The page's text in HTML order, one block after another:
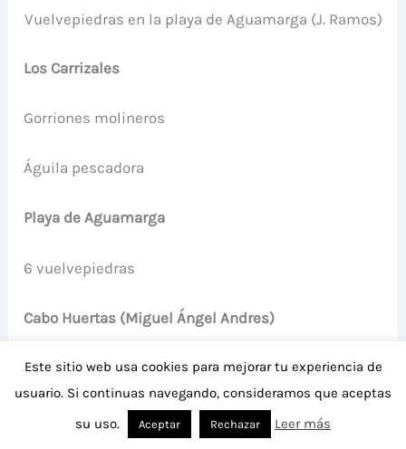
Vuelvepiedras en la playa de Aguamarga (J. Ramos)
Los Carrizales
Gorriones molineros
Águila pescadora
Playa de Aguamarga
6 vuelvepiedras
Cabo Huertas (Miguel Ángel Andres)
2 pardelas baleares
2 cernícalos vulgares
Este sitio web usa cookies para mejorar tu experiencia de
usuario. Si continuas navegando, consideramos que aceptas
su uso.
Aceptar Rechazar Leer más